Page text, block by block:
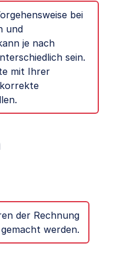
bei
und
je nach
sein.
mit Ihrer
der Rechnung
werden.